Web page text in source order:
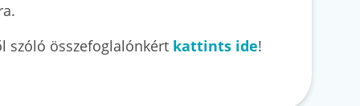
szóló összefoglalónkért kattints ide!